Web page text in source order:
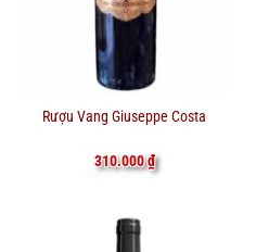
Rượu Vang Giuseppe Costa
310.000₫